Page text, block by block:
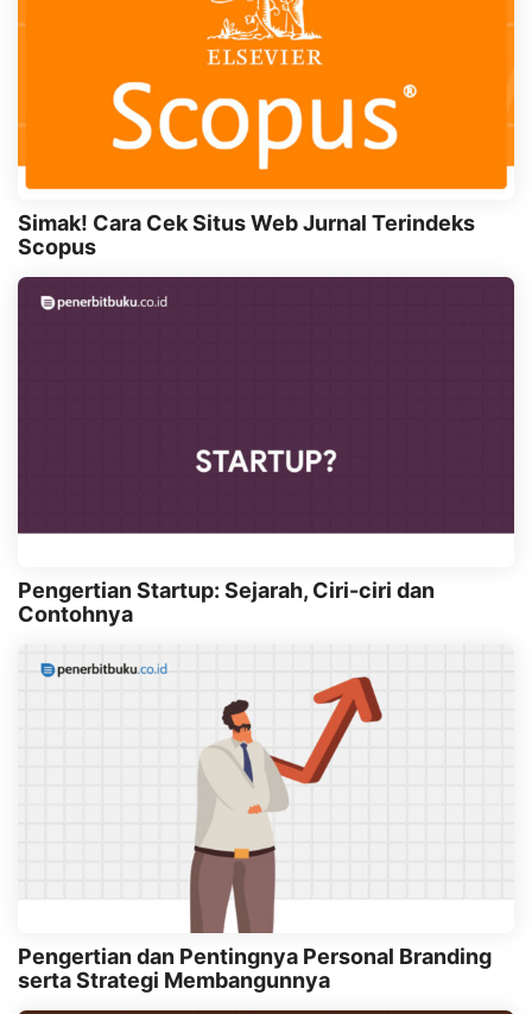
Simak! Cara Cek Situs Web Jurnal Terindeks
Scopus
Pengertian Startup: Sejarah, Ciri-ciri dan
Contohnya
Pengertian dan Pentingnya Personal Branding
serta Strategi Membangunnya